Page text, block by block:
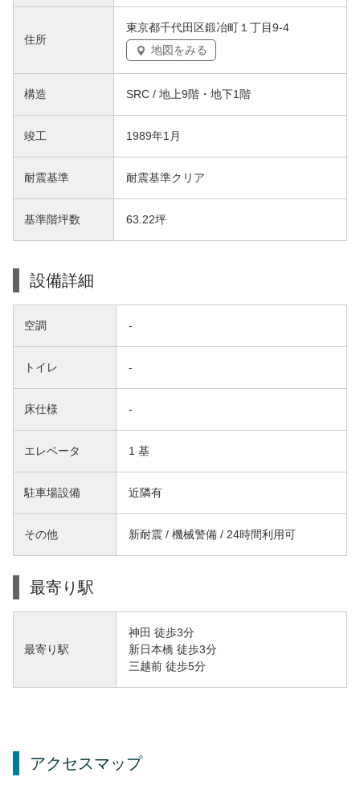
住所
東京都千代田区鍛冶町１丁目9-4
地図をみる
構造 SRC / 地上9階・地下1階
竣工 1989年1月
耐震基準 耐震基準クリア
基準階坪数 63.22坪
設備詳細
空調 -
トイレ -
床仕様 -
エレベータ 1 基
駐車場設備 近隣有
その他 新耐震 / 機械警備 / 24時間利用可
最寄り駅
最寄り駅
神田 徒歩3分
新日本橋 徒歩3分
三越前 徒歩5分
アクセスマップ